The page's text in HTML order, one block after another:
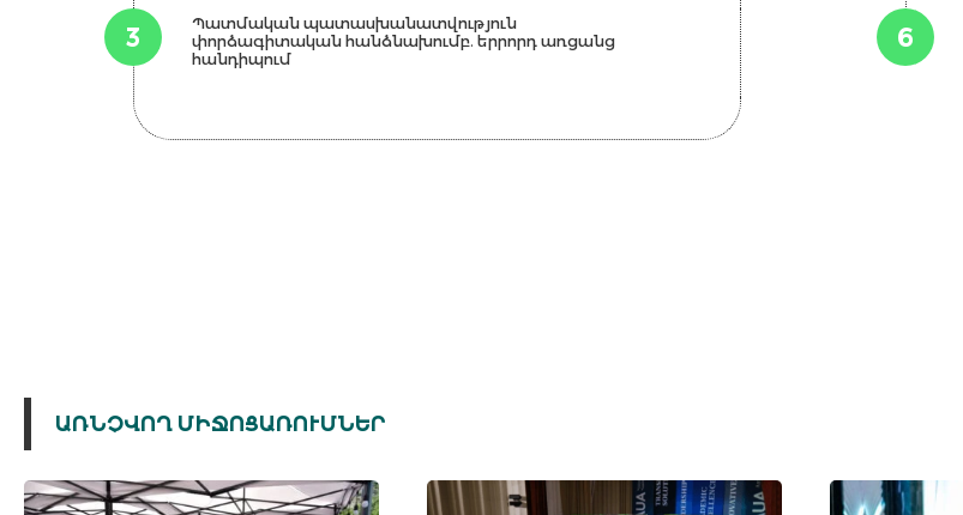
3
Պատմական պատասխանատվություն
փորձագիտական հանձնախումբ. երրորդ առցանց
հանդիպում
6
ԱՌՆՉՎՈՂ ՄԻՋՈՑԱՌՈՒՄՆԵՐ